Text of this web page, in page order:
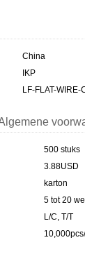
China
IKP
LF-FLAT-WIRE-
500 stuks
3.88USD
karton
5 tot 20
L/C, T/T